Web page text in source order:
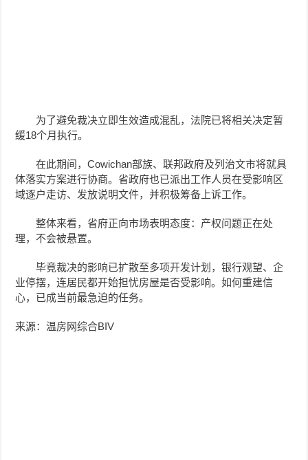
为了避免裁决立即生效造成混乱，法院已将相关决定暂
缓18个月执行。
在此期间，Cowichan部族、联邦政府及列治文市将就具
体落实方案进行协商。省政府也已派出工作人员在受影响区
域逐户走访、发放说明文件，并积极筹备上诉工作。
整体来看，省府正向市场表明态度：产权问题正在处
理，不会被悬置。
毕竟裁决的影响已扩散至多项开发计划，银行观望、企
业停摆，连居民都开始担忧房屋是否受影响。如何重建信
心，已成当前最急迫的任务。
来源：温房网综合BIV